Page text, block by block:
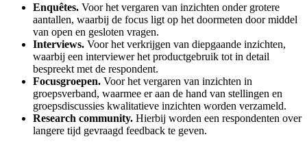
Enquêtes. Voor het vergaren van inzichten onder grotere
aantallen, waarbij de focus ligt op het doormeten door middel
van open en gesloten vragen.
Interviews. Voor het verkrijgen van diepgaande inzichten,
waarbij een interviewer het productgebruik tot in detail
bespreekt met de respondent.
Focusgroepen. Voor het vergaren van inzichten in
groepsverband, waarmee er aan de hand van stellingen en
groepsdiscussies kwalitatieve inzichten worden verzameld.
Research community. Hierbij worden een respondenten over
langere tijd gevraagd feedback te geven.